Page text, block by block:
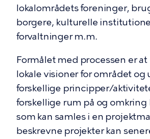
lokalområdets foreninger,
borgere, kulturelle
forvaltninger m.m.
Formålet med processen er
lokale visioner for området og
forskellige principper/
forskellige rum på og omkring
som kan samles i en
beskrevne projekter kan